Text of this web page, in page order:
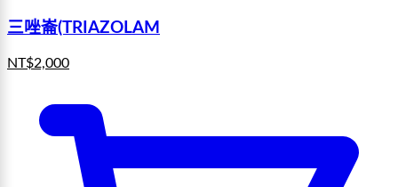
三唑崙(TRIAZOLAM
NT$2,000